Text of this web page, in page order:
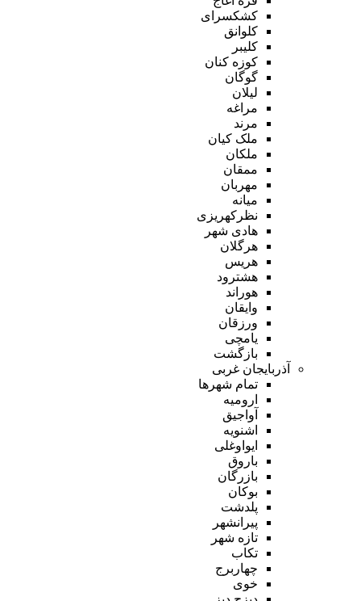
کشکسرای
کلوانق
کلیبر
کوزه کنان
گوگان
لیلان
مراغه
مرند
ملک کیان
ملکان
ممقان
مهربان
میانه
نظرکهریزی
هادی شهر
هرگلان
هریس
هشترود
هوراند
وایقان
ورزقان
یامچی
بازگشت
آذربایجان غربی
تمام شهر‌ها
ارومیه
آواجیق
اشنویه
ایواوغلی
باروق
بازرگان
بوکان
پلدشت
پیرانشهر
تازه شهر
تکاب
چهاربرج
خوی